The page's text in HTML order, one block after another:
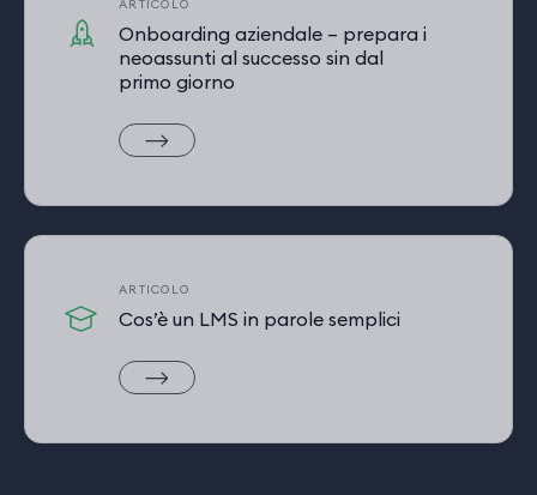
ARTICOLO
Onboarding aziendale – prepara i
neoassunti al successo sin dal
primo giorno
ARTICOLO
Cos’è un LMS in parole semplici